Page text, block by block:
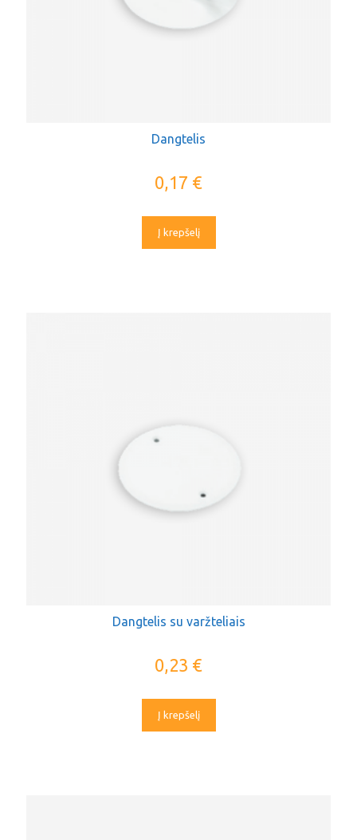
Dangtelis
0,17 €
Į krepšelį
Dangtelis su varžteliais
0,23 €
Į krepšelį